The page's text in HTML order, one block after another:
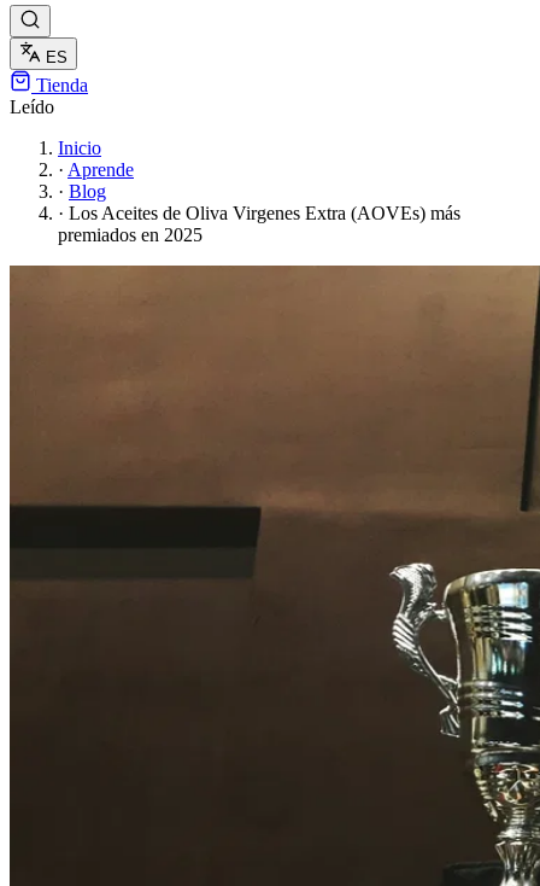
ES
Tienda
Leído
Inicio
· Aprende
· Blog
· Los Aceites de Oliva Virgenes Extra (AOVEs) más
premiados en 2025